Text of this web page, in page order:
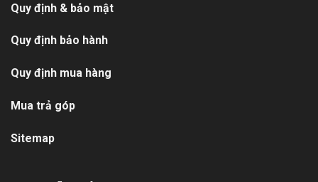
Quy định & bảo mật
Quy định bảo hành
Quy định mua hàng
Mua trả góp
Sitemap